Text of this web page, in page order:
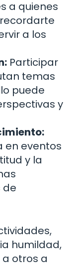
a quienes
a los
Participar
temas
puede
y
en eventos
y la
de
humildad,
otros a